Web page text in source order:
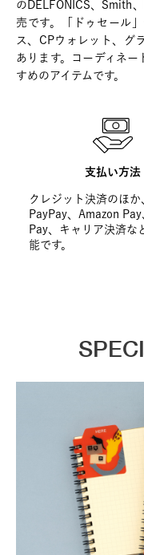
のDELFONICS、Smith
売です。「ドゥセール
ス、CPウォレット、グ
あります。コーディネ
すめのアイテムです。
支払い方法
クレジット決済のほか
PayPay、Amazon Pay
Pay、キャリア決済な
能です。